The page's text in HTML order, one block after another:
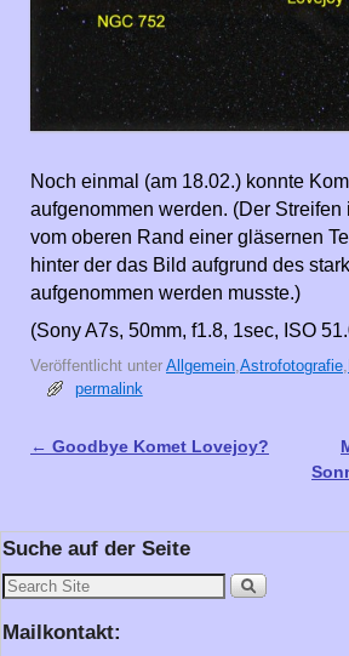
Noch einmal (am 18.02.) konnte
aufgenommen werden. (Der Streifen
vom oberen Rand einer gläsernen
hinter der das Bild aufgrund des
aufgenommen werden musste.)
(Sony A7s, 50mm, f1.8, 1sec, ISO
Veröffentlicht unter Allgemein,Astrofotografie,
permalink
Artikelnavigation
← Goodbye Komet Lovejoy?
Suche auf der Seite
Mailkontakt: